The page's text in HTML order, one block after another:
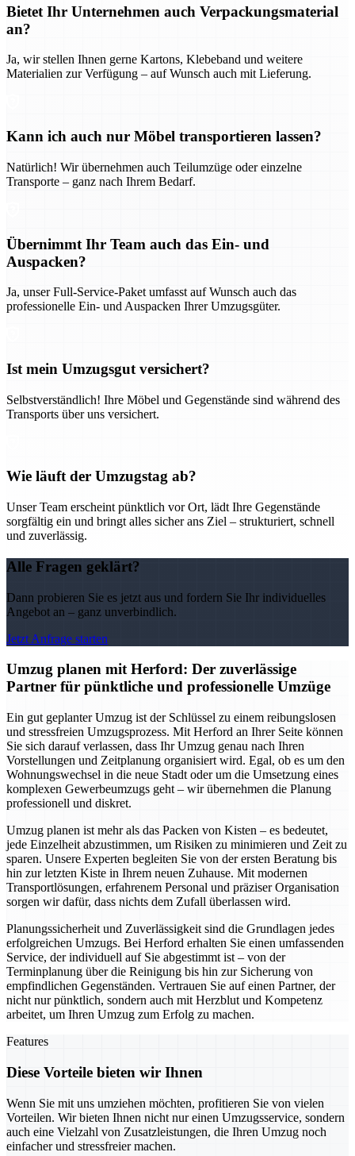
Bietet Ihr Unternehmen auch Verpackungsmaterial
an?
Ja, wir stellen Ihnen gerne Kartons, Klebeband und weitere
Materialien zur Verfügung – auf Wunsch auch mit Lieferung.
Kann ich auch nur Möbel transportieren lassen?
Natürlich! Wir übernehmen auch Teilumzüge oder einzelne
Transporte – ganz nach Ihrem Bedarf.
Übernimmt Ihr Team auch das Ein- und
Auspacken?
Ja, unser Full-Service-Paket umfasst auf Wunsch auch das
professionelle Ein- und Auspacken Ihrer Umzugsgüter.
Ist mein Umzugsgut versichert?
Selbstverständlich! Ihre Möbel und Gegenstände sind während des
Transports über uns versichert.
Wie läuft der Umzugstag ab?
Unser Team erscheint pünktlich vor Ort, lädt Ihre Gegenstände
sorgfältig ein und bringt alles sicher ans Ziel – strukturiert, schnell
und zuverlässig.
Alle Fragen geklärt?
Dann probieren Sie es jetzt aus und fordern Sie Ihr individuelles
Angebot an – ganz unverbindlich.
Jetzt Anfrage starten
Umzug planen mit Herford: Der zuverlässige
Partner für pünktliche und professionelle Umzüge
Ein gut geplanter Umzug ist der Schlüssel zu einem reibungslosen
und stressfreien Umzugsprozess. Mit Herford an Ihrer Seite können
Sie sich darauf verlassen, dass Ihr Umzug genau nach Ihren
Vorstellungen und Zeitplanung organisiert wird. Egal, ob es um den
Wohnungswechsel in die neue Stadt oder um die Umsetzung eines
komplexen Gewerbeumzugs geht – wir übernehmen die Planung
professionell und diskret.
Umzug planen ist mehr als das Packen von Kisten – es bedeutet,
jede Einzelheit abzustimmen, um Risiken zu minimieren und Zeit zu
sparen. Unsere Experten begleiten Sie von der ersten Beratung bis
hin zur letzten Kiste in Ihrem neuen Zuhause. Mit modernen
Transportlösungen, erfahrenem Personal und präziser Organisation
sorgen wir dafür, dass nichts dem Zufall überlassen wird.
Planungssicherheit und Zuverlässigkeit sind die Grundlagen jedes
erfolgreichen Umzugs. Bei Herford erhalten Sie einen umfassenden
Service, der individuell auf Sie abgestimmt ist – von der
Terminplanung über die Reinigung bis hin zur Sicherung von
empfindlichen Gegenständen. Vertrauen Sie auf einen Partner, der
nicht nur pünktlich, sondern auch mit Herzblut und Kompetenz
arbeitet, um Ihren Umzug zum Erfolg zu machen.
Features
Diese Vorteile bieten wir Ihnen
Wenn Sie mit uns umziehen möchten, profitieren Sie von vielen
Vorteilen. Wir bieten Ihnen nicht nur einen Umzugsservice, sondern
auch eine Vielzahl von Zusatzleistungen, die Ihren Umzug noch
einfacher und stressfreier machen.